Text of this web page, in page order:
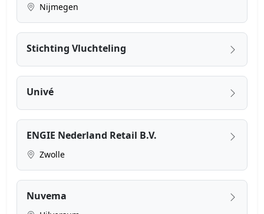
Nijmegen
Stichting Vluchteling
Univé
ENGIE Nederland Retail B.V.
Zwolle
Nuvema